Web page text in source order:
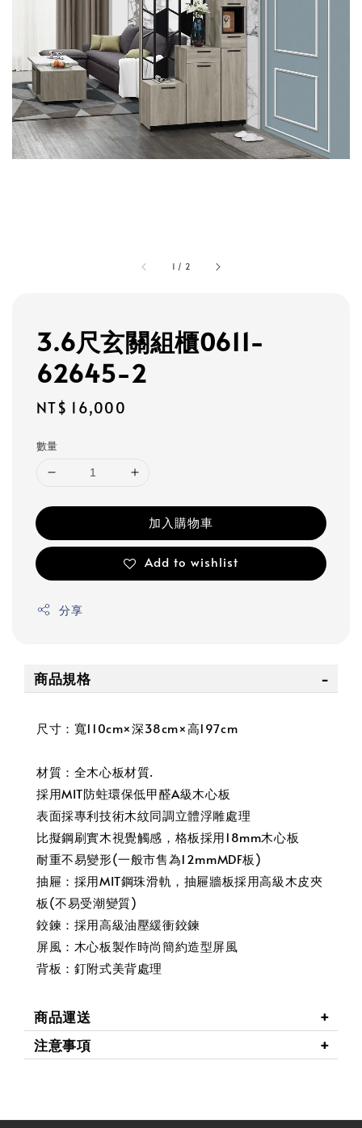
1 / 2
3.6尺玄關組櫃0611-
62645-2
Regular
NT$ 16,000
數量
加入購物車
Add to wishlist
分享
商品規格
尺寸：寬110cm×深38cm×高197cm
材質：全木心板材質.
採用MIT防蛀環保低甲醛A級木心板
表面採專利技術木紋同調立體浮雕處理
比擬鋼刷實木視覺觸感，格板採用18mm木心板
耐重不易變形(一般市售為12mmMDF板)
抽屜：採用MIT鋼珠滑軌，抽屜牆板採用高級木皮夾
板(不易受潮變質)
鉸鍊：採用高級油壓緩衝鉸鍊
屏風：木心板製作時尚簡約造型屏風
背板：釘附式美背處理
商品運送
注意事項